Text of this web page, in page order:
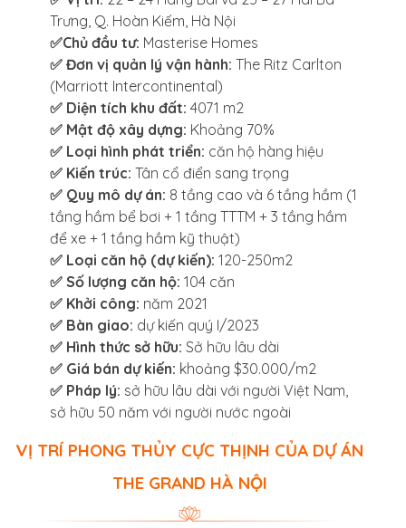
Trưng, Q. Hoàn Kiếm, Hà Nội
✅Chủ đầu tư: Masterise Homes
✅ Đơn vị quản lý vận hành: The Ritz Carlton
(Marriott Intercontinental)
✅ Diện tích khu đất: 4071 m2
✅ Mật độ xây dựng: Khoảng 70%
✅ Loại hình phát triển: căn hộ hàng hiệu
✅ Kiến trúc: Tân cổ điển sang trọng
✅ Quy mô dự án: 8 tầng cao và 6 tầng hầm (1
tầng hầm bể bơi + 1 tầng TTTM + 3 tầng hầm
để xe + 1 tầng hầm kỹ thuật)
✅ Loại căn hộ (dự kiến): 120-250m2
✅ Số lượng căn hộ: 104 căn
✅ Khởi công: năm 2021
✅ Bàn giao: dự kiến quý I/2023
✅ Hình thức sở hữu: Sở hữu lâu dài
✅ Giá bán dự kiến: khoảng $30.000/m2
✅ Pháp lý: sở hữu lâu dài với người Việt Nam,
sở hữu 50 năm với người nước ngoài
VỊ TRÍ PHONG THỦY CỰC THỊNH CỦA DỰ ÁN
THE GRAND HÀ NỘI